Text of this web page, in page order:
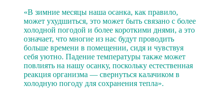
«В зимние месяцы наша осанка, как правило,
может ухудшиться, это может быть связано с более
холодной погодой и более короткими днями, а это
означает, что многие из нас будут проводить
больше времени в помещении, сидя и чувствуя
себя уютно. Падение температуры также может
повлиять на нашу осанку, поскольку естественная
реакция организма — свернуться калачиком в
холодную погоду для сохранения тепла».